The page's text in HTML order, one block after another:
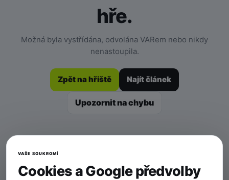
hře.
Možná byla vystřídána, odvolána VARem nebo nikdy
nenastoupila.
Zpět na hřiště Najít článek
Upozornit na chybu
VAŠE SOUKROMÍ
Cookies a Google předvolby